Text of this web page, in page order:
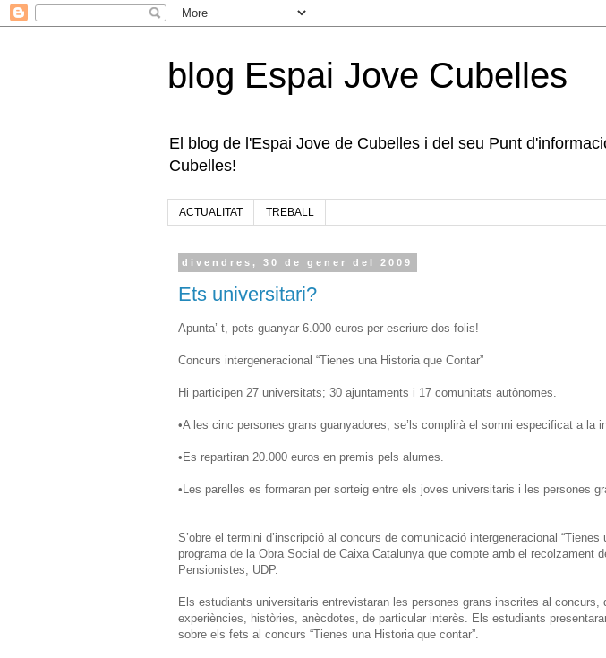
blog Espai Jove Cubelles
El blog de l'Espai Jove de Cubelles i del seu Punt
Cubelles!
ACTUALITAT TREBALL
divendres, 30 de gener del 2009
Ets universitari?
Apunta’ t, pots guanyar 6.000 euros per escriure dos folis!
Concurs intergeneracional “Tienes una Historia que Contar”
Hi participen 27 universitats; 30 ajuntaments i 17 comunitats autònomes.
•A les cinc persones grans guanyadores, se’ls complirà el somni especificat a la
•Es repartiran 20.000 euros en premis pels alumes.
•Les parelles es formaran per sorteig entre els joves universitaris i les persones
S’obre el termini d’inscripció al concurs de comunicació intergeneracional “Tienes
programa de la Obra Social de Caixa Catalunya que compte amb el recolzament
Pensionistes, UDP.
Els estudiants universitaris entrevistaran les persones grans inscrites al concurs,
experiències, històries, anècdotes, de particular interès. Els estudiants
sobre els fets al concurs “Tienes una Historia que contar”.